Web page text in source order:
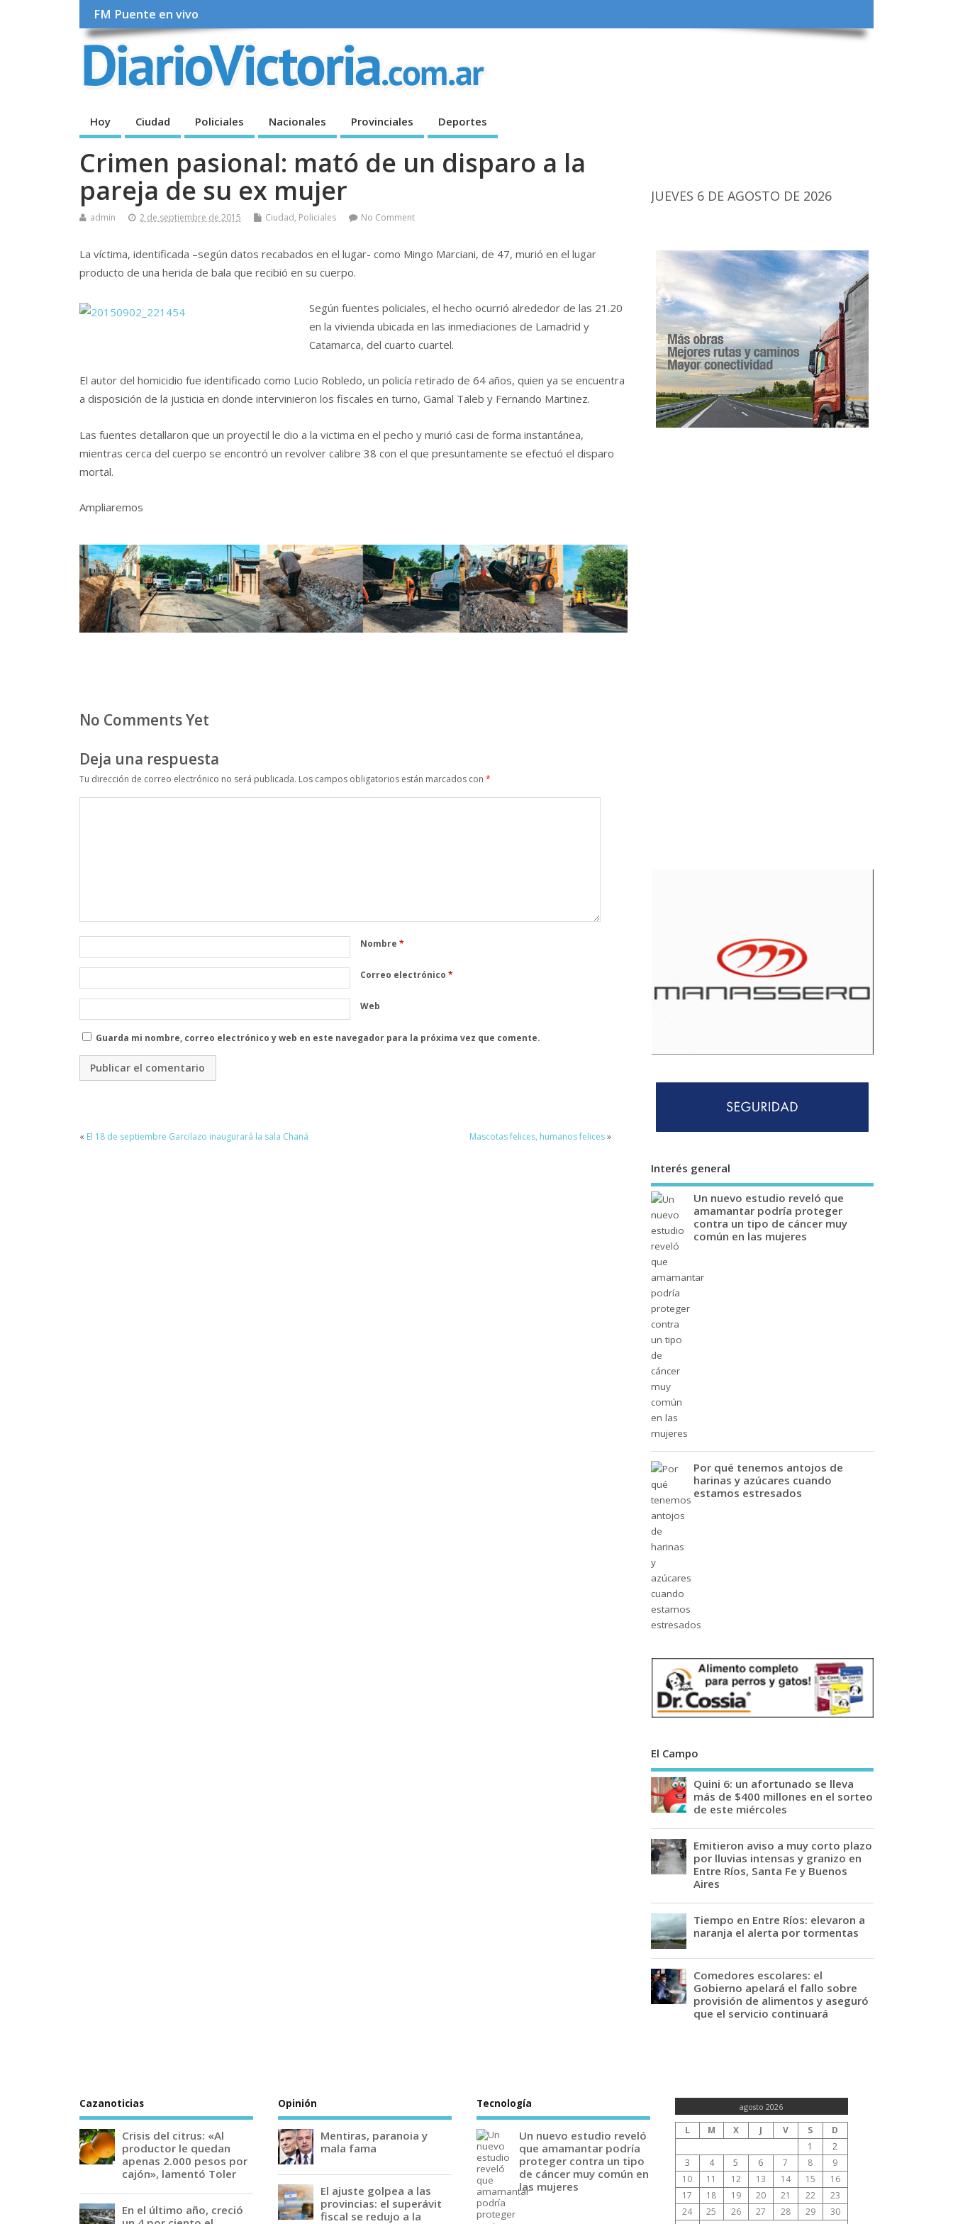
FM Puente en vivo
Hoy Ciudad Policiales Nacionales Provinciales Deportes
Crimen pasional: mató de un disparo a la
pareja de su ex mujer
admin 2 de septiembre de 2015 Ciudad, Policiales No Comment
La víctima, identificada –según datos recabados en el lugar- como Mingo Marciani, de 47, murió en el lugar
producto de una herida de bala que recibió en su cuerpo.
Según fuentes policiales, el hecho ocurrió alrededor de las 21.20
en la vivienda ubicada en las inmediaciones de Lamadrid y
Catamarca, del cuarto cuartel.
El autor del homicidio fue identificado como Lucio Robledo, un policía retirado de 64 años, quien ya se encuentra
a disposición de la justicia en donde intervinieron los fiscales en turno, Gamal Taleb y Fernando Martinez.
Las fuentes detallaron que un proyectil le dio a la victima en el pecho y murió casi de forma instantánea,
mientras cerca del cuerpo se encontró un revolver calibre 38 con el que presuntamente se efectuó el disparo
mortal.
Ampliaremos
No Comments Yet
Deja una respuesta
Tu dirección de correo electrónico no será publicada. Los campos obligatorios están marcados con *
Nombre *
Correo electrónico *
Web
Guarda mi nombre, correo electrónico y web en este navegador para la próxima vez que comente.
« El 18 de septiembre Garcilazo inaugurará la sala Chaná Mascotas felices, humanos felices»
JUEVES 6 DE AGOSTO DE 2026
Interés general
Un nuevo estudio reveló que
amamantar podría proteger
contra un tipo de cáncer muy
común en las mujeres
Por qué tenemos antojos de
harinas y azúcares cuando
estamos estresados
El Campo
Quini 6: un afortunado se lleva
más de $400 millones en el sorteo
de este miércoles
Emitieron aviso a muy corto plazo
por lluvias intensas y granizo en
Entre Ríos, Santa Fe y Buenos
Aires
Tiempo en Entre Ríos: elevaron a
naranja el alerta por tormentas
Comedores escolares: el
Gobierno apelará el fallo sobre
provisión de alimentos y aseguró
que el servicio continuará
Cazanoticias
Crisis del citrus: «Al
productor le quedan
apenas 2.000 pesos por
cajón», lamentó Toler
En el último año, creció
Opinión
Mentiras, paranoia y
mala fama
El ajuste golpea a las
provincias: el superávit
fiscal se redujo a la
Tecnología
Un nuevo estudio reveló
que amamantar podría
proteger contra un tipo
de cáncer muy común en
las mujeres
agosto 2026
L M X J V S
D
1
2
3
4 5 6 7 8
9
10
11 12 13 14 15
16
17
18 19 20 21 22
23
24
25 26 27 28 29
30